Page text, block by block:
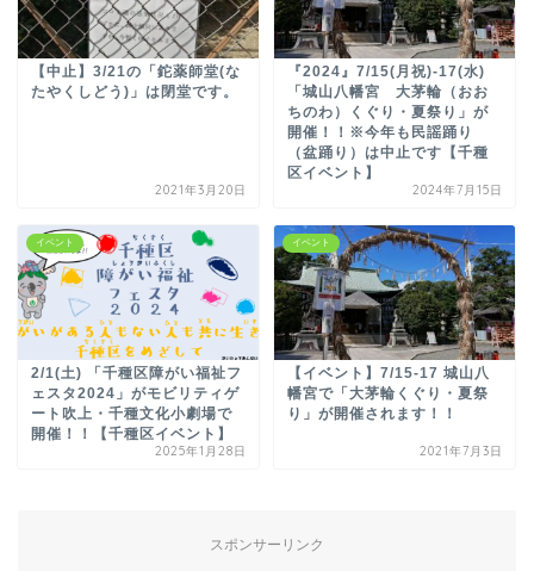
【中止】3/21の「鉈薬師堂(な
たやくしどう)」は閉堂です。
2021年3月20日
『2024』7/15(月祝)-17(水)
「城山八幡宮 大茅輪（おお
ちのわ）くぐり・夏祭り」が
開催！！※今年も民謡踊り
（盆踊り）は中止です【千種
区イベント】
2024年7月15日
イベント
2/1(土) 「千種区障がい福祉フ
ェスタ2024」がモビリティゲ
ート吹上・千種文化小劇場で
開催！！【千種区イベント】
2025年1月28日
イベント
【イベント】7/15-17 城山八
幡宮で「大茅輪くぐり・夏祭
り」が開催されます！！
2021年7月3日
スポンサーリンク